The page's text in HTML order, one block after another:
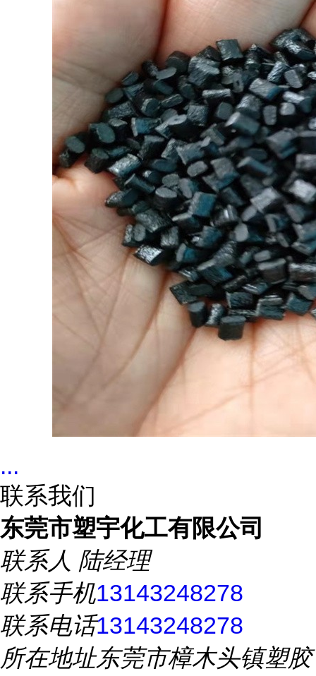
...
联系我们
东莞市塑宇化工有限公司
联系人 陆经理
联系手机13143248278
联系电话13143248278
所在地址东莞市樟木头镇塑胶